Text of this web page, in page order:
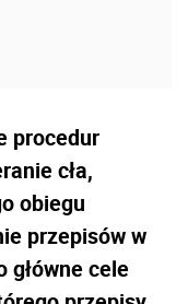
procedur
cła,
obiegu
przepisów w
główne cele